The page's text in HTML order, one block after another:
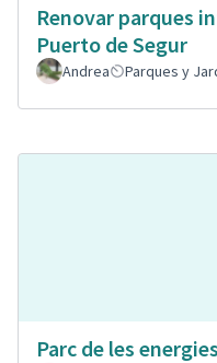
Renovar parques
Puerto de Segur
Andrea Parques y
Parc de les energies